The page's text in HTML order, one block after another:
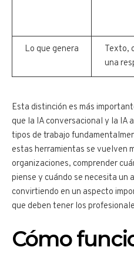
Lo que genera
Texto,
una
Esta distinción es más
que la IA conversacional y la IA
tipos de trabajo
estas herramientas se vuelven
organizaciones, comprender
piense y cuándo se necesita
convirtiendo en un aspecto
que deben tener los
Cómo